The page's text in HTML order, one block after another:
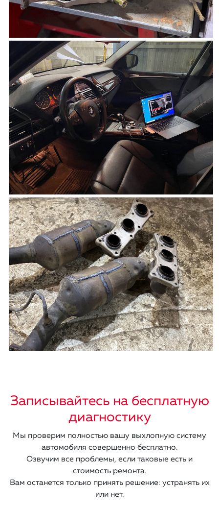
Записывайтесь на бесплатную
диагностику
Мы проверим полностью вашу выхлопную систему
автомобиля совершенно бесплатно.
Озвучим все проблемы, если таковые есть и
стоимость ремонта.
Вам останется только принять решение: устранять их
или нет.